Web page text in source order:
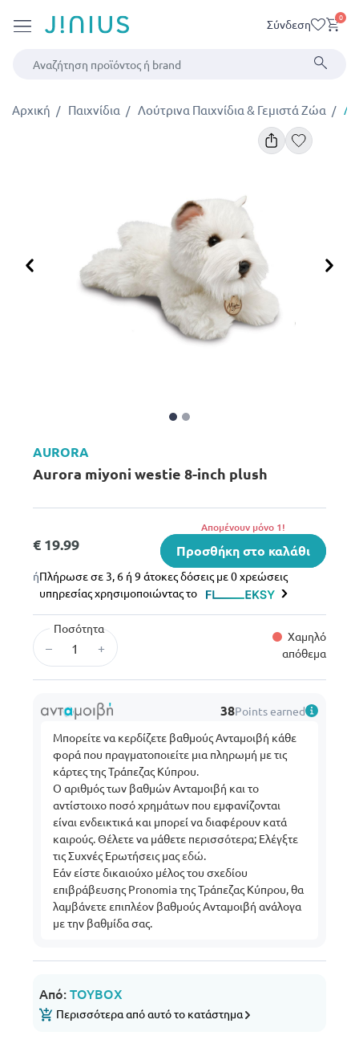
Σύνδεση 0
Αρχική Παιχνίδια Λούτρινα Παιχνίδια & Γεμιστά Ζώα
Προηγούμενο
AURORA
Aurora miyoni westie 8-inch plush
€ 19.99
Aπομένουν μόνο 1!
Προσθήκη στο καλάθι
ήΠλήρωσε σε 3, 6 ή 9 άτοκες δόσεις με 0 χρεώσεις
υπηρεσίας χρησιμοποιώντας το
Ποσότητα
– +
Χαμηλό
απόθεμα
38Points earned
Μπορείτε να κερδίζετε βαθμούς Ανταμοιβή κάθε
φορά που πραγματοποιείτε μια πληρωμή με τις
κάρτες της Τράπεζας Κύπρου.
Ο αριθμός των βαθμών Ανταμοιβή και το
αντίστοιχο ποσό χρημάτων που εμφανίζονται
είναι ενδεικτικά και μπορεί να διαφέρουν κατά
καιρούς. Θέλετε να μάθετε περισσότερα; Ελέγξτε
τις Συχνές Ερωτήσεις μαςεδώ.
Εάν είστε δικαιούχο μέλος του σχεδίου
επιβράβευσης Pronomia της Τράπεζας Κύπρου, θα
λαμβάνετε επιπλέον βαθμούς Ανταμοιβή ανάλογα
με την βαθμίδα σας.
Από:TOYBOX
Περισσότερα από αυτό το κατάστημα